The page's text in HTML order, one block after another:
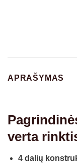
APRAŠYMAS
verta
4 dalių